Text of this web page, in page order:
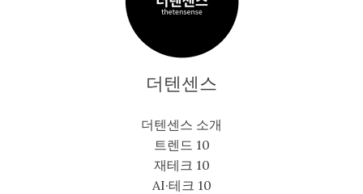
더텐센스
더텐센스 소개
트렌드 10
재테크 10
AI·테크 10